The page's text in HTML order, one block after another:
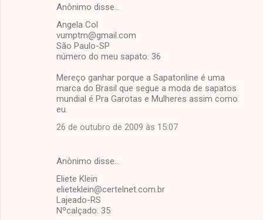
Anônimo disse…
Angela Col
vumptm@gmail.com
São Paulo-SP
número do meu sapato: 36
Mereço ganhar porque a Sapatonline é uma
marca do Brasil que segue a moda de sapatos
mundial é Pra Garotas e Mulheres assim como
eu.
26 de outubro de 2009 às 15:07
Anônimo disse…
Eliete Klein
elieteklein@certelnet.com.br
Lajeado-RS
Nºcalçado: 35